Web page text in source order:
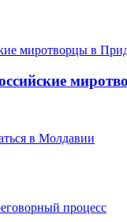
в Молдавии